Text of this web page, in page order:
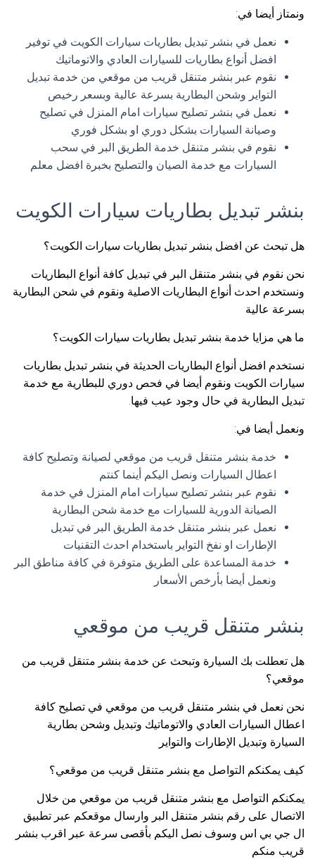
ونمتاز أيضا في:
نعمل في بنشر تبديل بطاريات سيارات الكويت في توفير
افضل أنواع بطاريات للسيارات العادي والاتوماتيك
نقوم عبر بنشر متنقل قريب من موقعي من خدمة تبديل
التواير وشحن البطارية بسرعة عالية وبسعر رخيص
نعمل في بنشر تصليح سيارات امام المنزل في تصليح
وصيانة السيارات بشكل دوري او بشكل فوري
نقوم في بنشر متنقل خدمة الطريق البر في سحب
السيارات مع خدمة الصيان والتصليح بخبرة افضل معلم
بنشر تبديل بطاريات سيارات الكويت
هل تبحث عن افضل بنشر تبديل بطاريات سيارات الكويت؟
نحن نقوم في بنشر متنقل البر في تبديل كافة أنواع البطاريات
ونستخدم احدث أنواع البطاريات الاصلية ونقوم في شحن البطارية
بسرعة عالية
ما هي مزايا خدمة بنشر تبديل بطاريات سيارات الكويت؟
نستخدم افضل أنواع البطاريات الحديثة في بنشر تبديل بطاريات
سيارات الكويت ونقوم أيضا في فحص دوري للبطارية مع خدمة
تبديل البطارية في حال وجود عيب فيها.
ونعمل أيضا في:
خدمة بنشر متنقل قريب من موقعي لصيانة وتصليح كافة
اعطال السيارات ونصل اليكم أينما كنتم
نقوم عبر بنشر تصليح سيارات امام المنزل في خدمة
الصيانة الدورية للسيارات مع خدمة شحن البطارية
نعمل عبر بنشر متنقل خدمة الطريق البر في تبديل
الإطارات او نفخ التواير باستخدام احدث التقنيات
خدمة المساعدة على الطريق متوفرة في كافة مناطق البر
ونعمل أيضا بأرخص الأسعار
بنشر متنقل قريب من موقعي
هل تعطلت بك السيارة وتبحث عن خدمة بنشر متنقل قريب من
موقعي؟
نحن نعمل في بنشر متنقل قريب من موقعي في تصليح كافة
اعطال السيارات العادي والاتوماتيك وتبديل وشحن بطارية
السيارة وتبديل الإطارات والتواير
كيف يمكنكم التواصل مع بنشر متنقل قريب من موقعي؟
يمكنكم التواصل مع بنشر متنقل قريب من موقعي من خلال
الاتصال على رقم بنشر متنقل البر وارسال موقعكم عبر تطبيق
ال جي بي اس وسوف نصل اليكم بأقصى سرعة عبر اقرب بنشر
قريب منكم